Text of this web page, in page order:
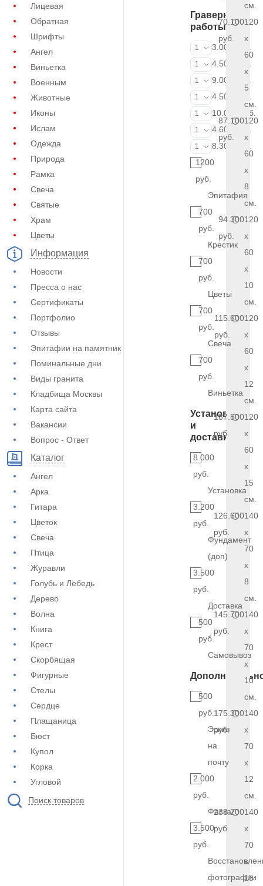
Лицевая
Обратная
Шрифты
Ангел
Виньетка
Военным
Животные
Иконы
Ислам
Одежда
Природа
Рамка
Свеча
Святые
Храм
Цветы
Информация
Новости
Пресса о нас
Сертификаты
Портфолио
Отзывы
Эпитафии на памятник
Поминальные дни
Виды гранита
Кладбища Москвы
Карта сайта
Вакансии
Вопрос - Ответ
Каталог
Ангел
Арка
Гитара
Цветок
Свеча
Птица
Журавли
Голубь и Лебедь
Дерево
Волна
Книга
Крест
Скорбящая
Фигурные
Стелы
Сердце
Плащаница
Бюст
Купол
Корка
Угловой
Поиск товаров
Граверные
работы
ФИО и даты
1
3.000 руб.
ФИО и даты
1
4.500 руб.
ФИО и даты
1
9.000 руб.
Портрет
1
4.500 руб.
Портрет
1
10.000 руб.
Фотокерамика
1
4.600 руб.
Фото на
1
8.300 руб.
1200
руб.
Эпитафия
700
руб.
Крестик
700
руб.
Цветы
700
руб.
Свеча
700
руб.
Виньетка
Установка
и
доставка
8.000
руб.
Установка
3.200
руб.
Фундамент
(доп)
3.500
руб.
Доставка
500
руб.
Самовывоз
500
руб.
Эскиз
на
почту
2.000
руб.
Фаска
3.500
руб.
фотографии
см.
70.100
руб.
120
x
60
x
5
см.
87.100
руб.
120
x
60
x
8
см.
94.300
руб.
120
x
60
x
10
см.
115.600
руб.
120
x
60
x
12
см.
187.500
руб.
120
x
60
x
15
см.
126.600
руб.
140
x
70
x
8
см.
145.700
руб.
140
x
70
x
10
см.
175.300
руб.
140
x
70
x
12
см.
238.200
руб.
140
x
70
x
15